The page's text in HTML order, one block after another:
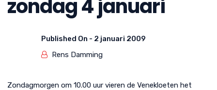
zondag 4 januari
Published On - 2 januari 2009
Rens Damming
Zondagmorgen om 10.00 uur vieren de Venekloeten het